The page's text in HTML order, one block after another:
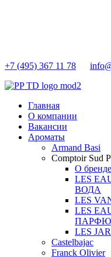
+7 (495) 367 11 78
Главная
О компании
Вакансии
Ароматы
Armand Basi
Comptoir Sud
О бренде
LES
ВОДА
LES
LES
LES
Castelbajac
Franck Olivier